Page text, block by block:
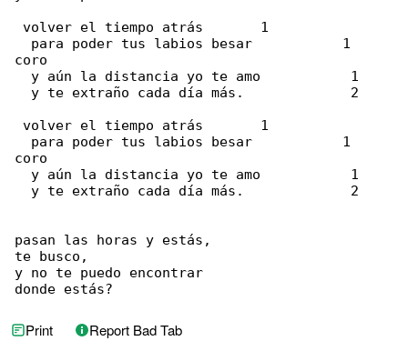
volver el tiempo atrás       1
  para poder tus labios besar           1
coro
  y aún la distancia yo te amo           1
  y te extraño cada día más.             2
volver el tiempo atrás       1
  para poder tus labios besar           1
coro
  y aún la distancia yo te amo           1
  y te extraño cada día más.             2
pasan las horas y estás,
te busco,
y no te puedo encontrar
donde estás?
Print Report Bad Tab